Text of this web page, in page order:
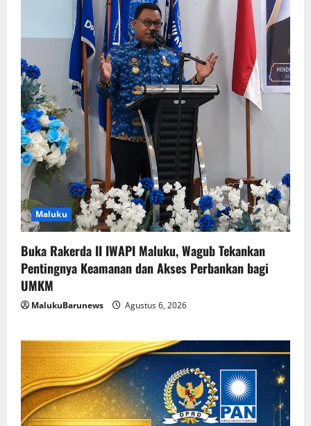
Maluku
Buka Rakerda II IWAPI Maluku, Wagub Tekankan
Pentingnya Keamanan dan Akses Perbankan bagi
UMKM
MalukuBarunews Agustus 6, 2026